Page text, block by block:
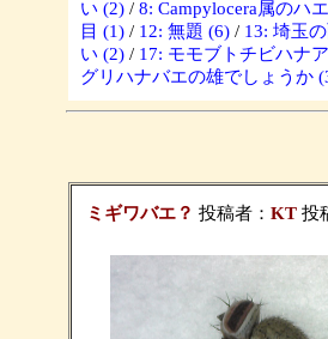
い (2) / 8: Campylocera属のハ
目 (1) / 12: 無題 (6) / 13: 埼玉
い (2) / 17: モモブトチビハナ
グリハナバエの雄でしょうか
ミギワバエ？ 投稿者： KT 投